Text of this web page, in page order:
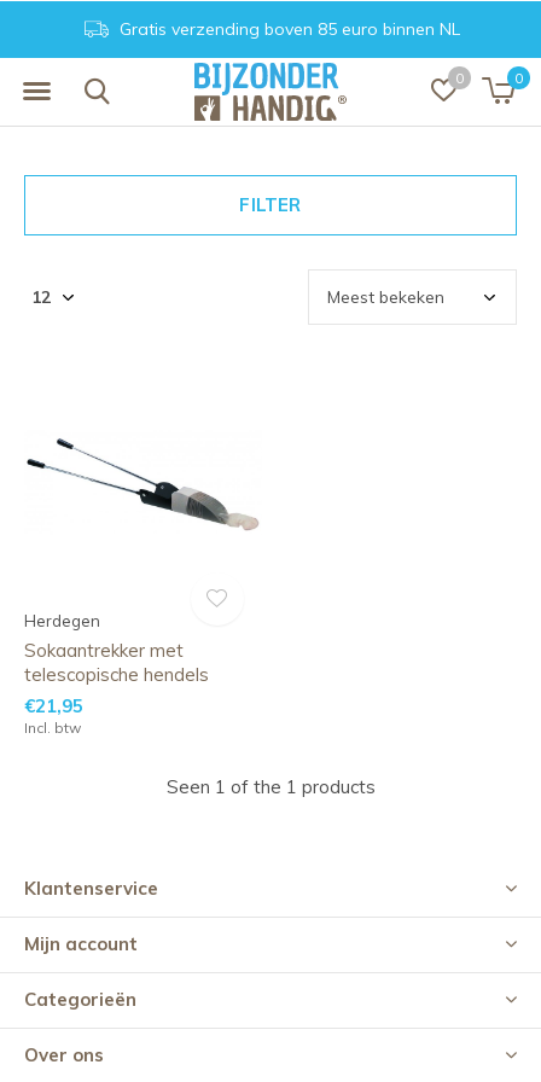
0 0
Gratis verzending boven 85 euro binnen NL
FILTER
Herdegen
Sokaantrekker met
telescopische hendels
€21,95
Incl. btw
Seen 1 of the 1 products
Klantenservice
Mijn account
Categorieën
Over ons